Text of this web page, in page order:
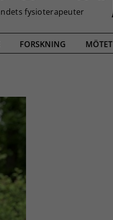
FORSKNING MÖTET